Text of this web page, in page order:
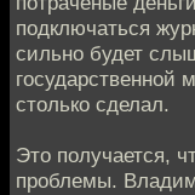
подключаться
сильно будет
столько сделал.
Это получается,
проблемы.